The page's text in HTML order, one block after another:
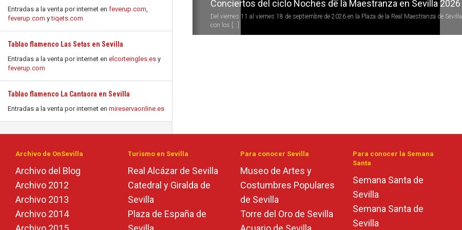
Entradas a la venta por internet en feverup.com,
feverup.com ytiqets.com
Tablao flamenco Las Setas en Sevilla
Entradas a la venta por internet en elcorteingles.es y
feverup.com
Tablao flamenco La Cantaora en Sevilla
Entradas a la venta por internet en mireservaonline.es
Conciertos del ciclo Noches de la Maestranza en Sevilla 2026
Del viernes 11 al viernes 18 de septiembre de 2026 en la Plaza de la Real Maestranza de Sevilla
con los [...]
Archivo de OnSevilla
Archivo del Blog
Archivo 2012
Archivo 2013
Archivo 2014
Turismo en Sevilla
Real Alcázar de Sevilla
Catedral y Giralda de
Sevilla
Plaza de España de
Para conocer Sevilla
Museo de Artes y
Costumbres Populares
de Sevilla
Torre del Oro de Sevilla
Para conocer la Semana
Santa
Semana Santa de
Sevilla
Semana Santa de
Sevilla